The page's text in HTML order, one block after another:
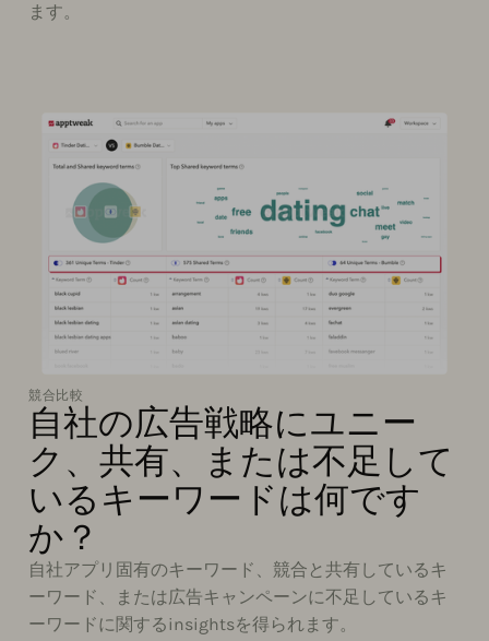
ます。
競合比較
自社の広告戦略にユニー
ク、共有、または不足して
いるキーワードは何です
か？
自社アプリ固有のキーワード、競合と共有しているキ
ーワード、または広告キャンペーンに不足しているキ
ーワードに関するinsightsを得られます。